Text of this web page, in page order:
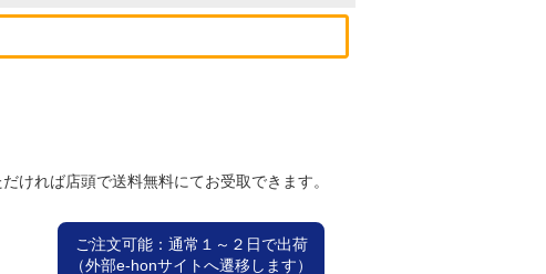
ければ店頭で送料無料にてお受取できます。
ご注文可能：通常１～２日で出荷
（外部e-honサイトへ遷移します）